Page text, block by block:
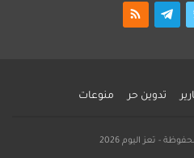
تدوين حر منوعات
- تعز اليوم 2026